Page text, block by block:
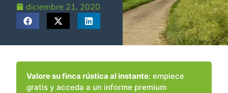
diciembre 21, 2020
Valore su finca rústica al instante: empiece
gratis y acceda a un informe premium